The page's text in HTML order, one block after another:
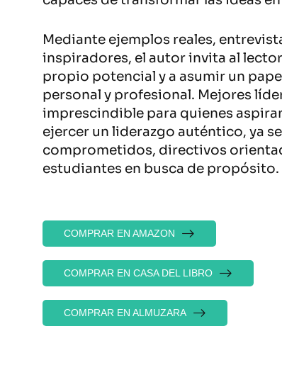
Mediante ejemplos reales,
inspiradores, el autor invita al
propio potencial y a asumir un
personal y profesional. Mejores
imprescindible para quienes
ejercer un liderazgo auténtico, ya
comprometidos, directivos
estudiantes en busca de propósito.
COMPRAR EN AMAZON
COMPRAR EN CASA DEL LIBRO
COMPRAR EN ALMUZARA